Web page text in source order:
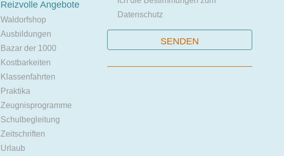
Reizvolle Angebote
Waldorfshop
Ausbildungen
Bazar der 1000
Kostbarkeiten
Klassenfahrten
Praktika
Zeugnisprogramme
Schulbegleitung
Zeitschriften
Urlaub
Datenschutz